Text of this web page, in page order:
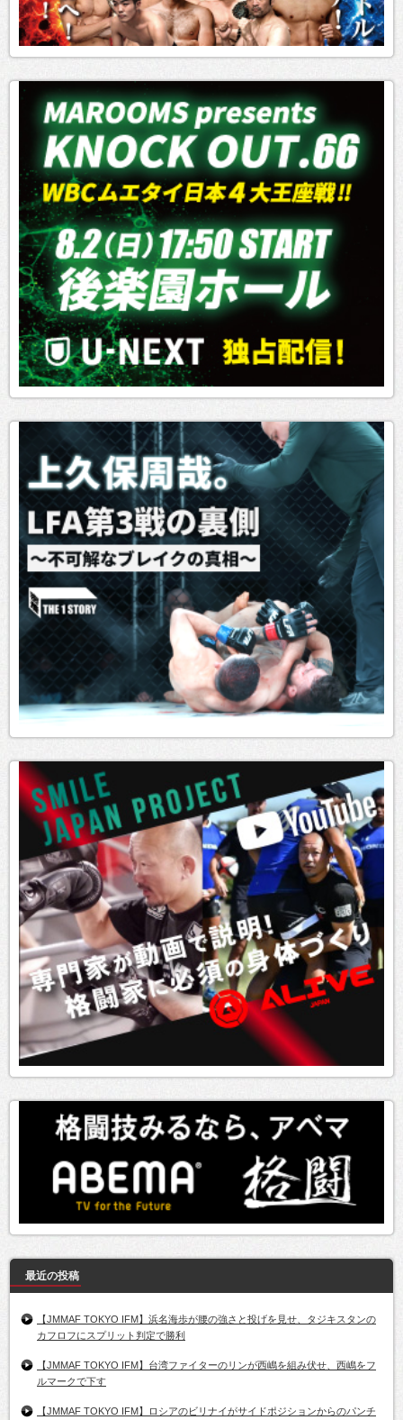
最近の投稿
【JMMAF TOKYO IFM】浜名海歩が腰の強さと投げを見せ、タジキスタンの
カフロフにスプリット判定で勝利
【JMMAF TOKYO IFM】台湾ファイターのリンが西嶋を組み伏せ、西嶋をフ
ルマークで下す
【JMMAF TOKYO IFM】ロシアのビリナイがサイドポジションからのパンチ